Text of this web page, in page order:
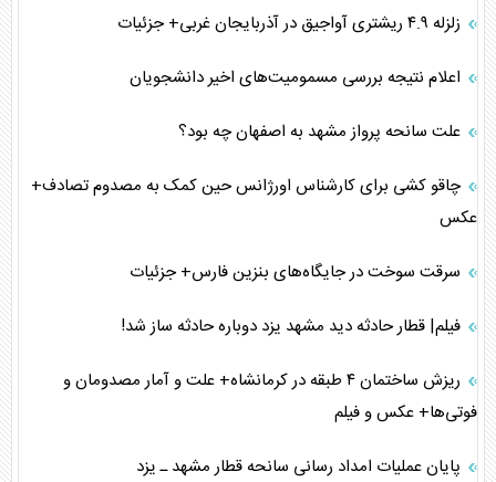
زلزله ۴.۹ ریشتری آواجیق در آذربایجان غربی+ جزئیات
اعلام نتیجه بررسی مسمومیت‌های اخیر دانشجویان
علت سانحه پرواز مشهد به اصفهان چه بود؟
چاقو کشی برای کارشناس اورژانس حین کمک به مصدوم تصادف+
عکس
سرقت سوخت در جایگاه‌های بنزین فارس+ جزئیات
فیلم| قطار حادثه دید مشهد یزد دوباره حادثه ساز شد!
ریزش ساختمان ۴ طبقه در کرمانشاه+ علت و آمار مصدومان و
فوتی‌ها+ عکس و فیلم
پایان عملیات امداد رسانی سانحه قطار مشهد ـ یزد